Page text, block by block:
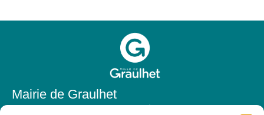
Mairie de Graulhet